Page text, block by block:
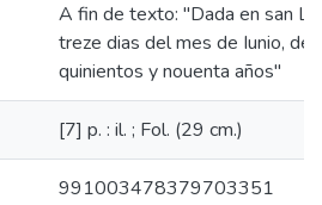
A fin de texto: "Dada en san
treze dias del mes de Iunio, de
quinientos y nouenta años"
[7] p. : il. ; Fol. (29 cm.)
991003478379703351